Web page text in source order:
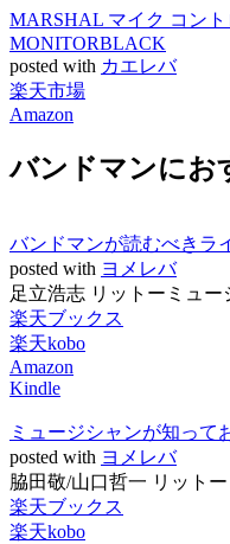
MARSHAL マイク コン
MONITORBLACK
posted with カエレバ
楽天市場
Amazon
バンドマンにお
バンドマンが読むべきラ
posted with ヨメレバ
足立浩志 リットーミュー
楽天ブックス
楽天kobo
Amazon
Kindle
ミュージシャンが知って
posted with ヨメレバ
脇田敬/山口哲一 リット
楽天ブックス
楽天kobo